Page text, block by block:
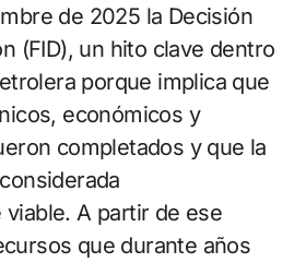
de 2025 la Decisión
(FID), un hito clave dentro
porque implica que
económicos y
completados y que la
A partir de ese
que durante años